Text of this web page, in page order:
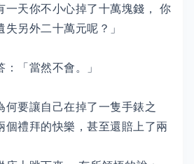
一天你不小心掉了十萬塊錢， 你
另外二十萬元呢？」
「當然不會。」
何要讓自己在掉了一隻手錶之
個禮拜的快樂，甚至還賠上了兩